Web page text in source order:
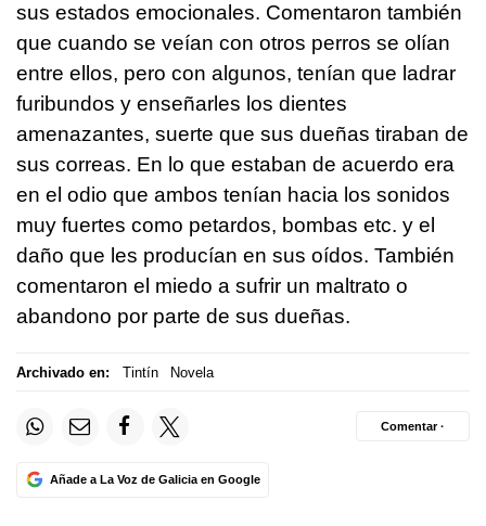
sus estados emocionales. Comentaron también
que cuando se veían con otros perros se olían
entre ellos, pero con algunos, tenían que ladrar
furibundos y enseñarles los dientes
amenazantes, suerte que sus dueñas tiraban de
sus correas. En lo que estaban de acuerdo era
en el odio que ambos tenían hacia los sonidos
muy fuertes como petardos, bombas etc. y el
daño que les producían en sus oídos. También
comentaron el miedo a sufrir un maltrato o
abandono por parte de sus dueñas.
Archivado en: Tintín Novela
Añade a La Voz de Galicia en Google
Comentar ·